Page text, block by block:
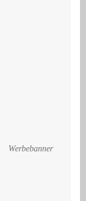
Werbebanner